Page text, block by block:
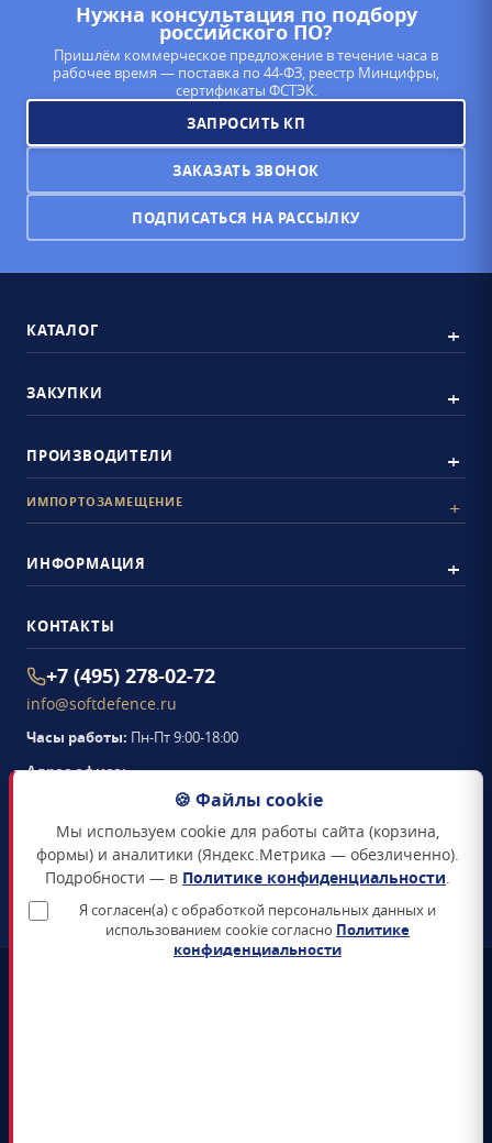
Нужна консультация по подбору
российского ПО?
Пришлём коммерческое предложение в течение часа в
рабочее время — поставка по 44-ФЗ, реестр Минцифры,
сертификаты ФСТЭК.
ЗАПРОСИТЬ КП
ЗАКАЗАТЬ ЗВОНОК
ПОДПИСАТЬСЯ НА РАССЫЛКУ
КАТАЛОГ
ЗАКУПКИ
ПРОИЗВОДИТЕЛИ
ИМПОРТОЗАМЕЩЕНИЕ
ИНФОРМАЦИЯ
КОНТАКТЫ
+7 (495) 278-02-72
info@softdefence.ru
Часы работы: Пн-Пт 9:00-18:00
Адрес офиса:
Схема проезда →
ЗАКАЗАТЬ ЗВОНОК
🍪 Файлы cookie
Мы используем cookie для работы сайта (корзина,
формы) и аналитики (Яндекс.Метрика — обезличенно).
Подробности — в Политике конфиденциальности.
Я согласен(а) с обработкой персональных данных и
использованием cookie согласно Политике
конфиденциальности